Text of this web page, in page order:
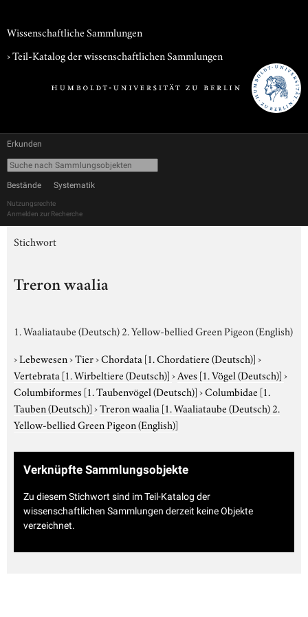
Wissenschaftliche Sammlungen
› Teil-Katalog der wissenschaftlichen Sammlungen
Erkunden
Bestände Systematik
Nutzungsrechte
Anmelden zur Recherche
Stichwort
Treron waalia
1. Waaliataube (Deutsch) 2. Yellow-bellied Green Pigeon (English)
›Lebewesen›Tier›Chordata [1. Chordatiere (Deutsch)]›
Vertebrata [1. Wirbeltiere (Deutsch)]›Aves [1. Vögel (Deutsch)]›
Columbiformes [1. Taubenvögel (Deutsch)]›Columbidae [1.
Tauben (Deutsch)]›Treron waalia [1. Waaliataube (Deutsch) 2.
Yellow-bellied Green Pigeon (English)]
Verknüpfte Sammlungsobjekte
Zu diesem Stichwort sind im Teil-Katalog der
wissenschaftlichen Sammlungen derzeit keine Objekte
verzeichnet.